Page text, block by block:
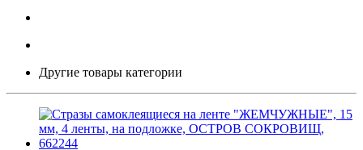
Другие товары категории